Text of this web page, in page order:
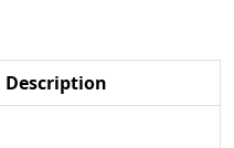
Description